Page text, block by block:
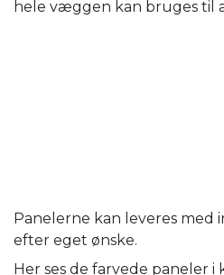
hele væggen kan bruges til
Panelerne kan leveres med
efter eget ønske.
Her ses de farvede paneler i